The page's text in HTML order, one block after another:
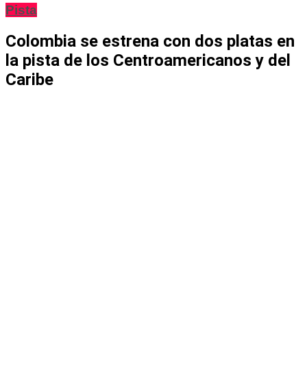
Pista
Colombia se estrena con dos platas en
la pista de los Centroamericanos y del
Caribe